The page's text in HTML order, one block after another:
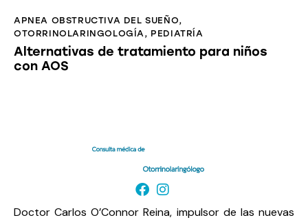
APNEA OBSTRUCTIVA DEL SUEÑO,
OTORRINOLARINGOLOGÍA, PEDIATRÍA
Alternativas de tratamiento para niños
con AOS
Doctor Carlos O’Connor Reina, impulsor de las nuevas